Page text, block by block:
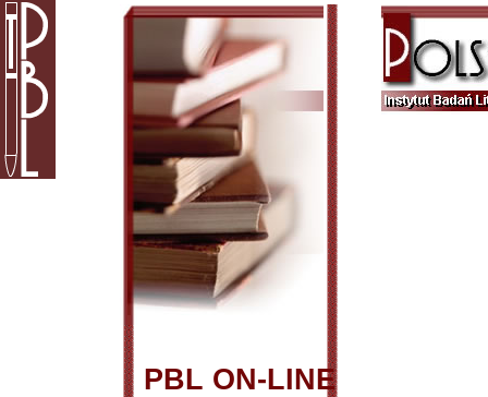
PBL ON-LINE